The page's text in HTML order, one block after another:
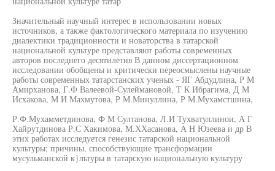
Значительный научный интерес в использовании новых
источников, а также фактологического материала по изучению
диалектики традиционности и новаторства в татарской
национальной культуре представляют работы современных
авторов последнего десятилетия В данном диссертационном
исследовании обобщены и критически переосмыслены научные
работы современных татарстанских ученых - ЯГ Абдудлина, Р М
Амирханова, Г.Ф Валеевой-Сулеймановой, Т К Ибрагима, Д М
Исхакова, М И Махмутова, Р М.Минуллина, Р М.Мухамстшина,
Р.Ф.Мухамметдинова, Ф М Султанова, Л.И Тухватуллинои, А Г
Хайрутдинова Р.С Хакимова, М.ХХасанова, А Н Юзеева и др В
этих работах исследуется генезис татарской национальной
культуры; причины, способствующие трансформации
мусульманской к}льтуры в татарскую национальную культуру